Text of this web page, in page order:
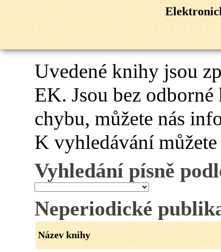
Uvedené knihy jsou
EK. Jsou bez
chybu, můžete nás
K vyhledávání
Vyhledání písně
Neperiodické
Název knihy